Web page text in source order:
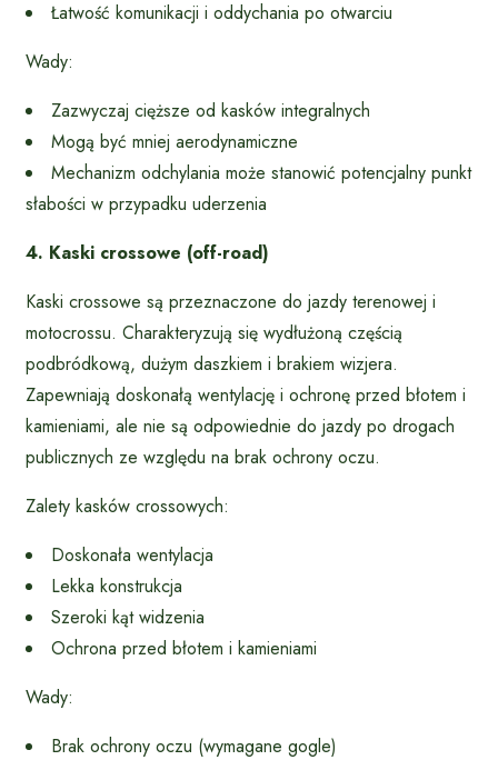
Łatwość komunikacji i oddychania po otwarciu
Wady:
Zazwyczaj cięższe od kasków integralnych
Mogą być mniej aerodynamiczne
Mechanizm odchylania może stanowić potencjalny punkt
słabości w przypadku uderzenia
4. Kaski crossowe (off-road)
Kaski crossowe są przeznaczone do jazdy terenowej i
motocrossu. Charakteryzują się wydłużoną częścią
podbródkową, dużym daszkiem i brakiem wizjera.
Zapewniają doskonałą wentylację i ochronę przed błotem i
kamieniami, ale nie są odpowiednie do jazdy po drogach
publicznych ze względu na brak ochrony oczu.
Zalety kasków crossowych:
Doskonała wentylacja
Lekka konstrukcja
Szeroki kąt widzenia
Ochrona przed błotem i kamieniami
Wady:
Brak ochrony oczu (wymagane gogle)